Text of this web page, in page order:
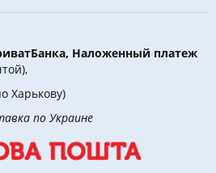
Наложенный платеж
Харькову)
по Украине